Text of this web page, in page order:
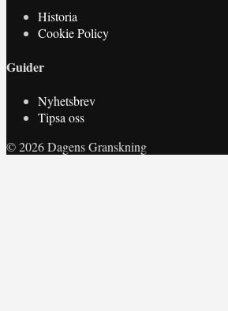
Historia
Cookie Policy
Guider
Nyhetsbrev
Tipsa oss
© 2026 Dagens Granskning